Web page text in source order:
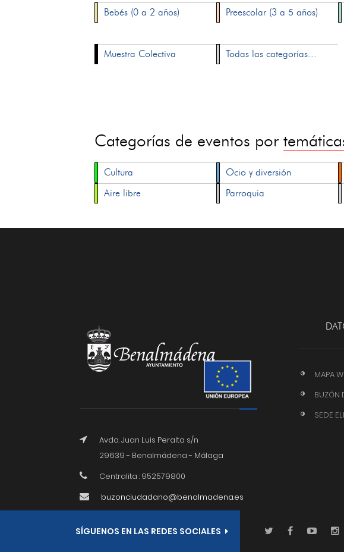
Bebés (0 a 2 años) Preescolar (3 a 5 años)
Muestra Colectiva
Todas las categorías...
Categorías de eventos por
Cultura Ocio y diversión
Aire libre
Parroquia
Avda. Juan Luis Peralta s/n
29639 - Benalmádena - Málaga
Centralita : 952579800
buzonciudadano@benalmadena.es
MAPA
BUZÓN
SEDE
SÍGUENOS EN LAS REDES SOCIALES